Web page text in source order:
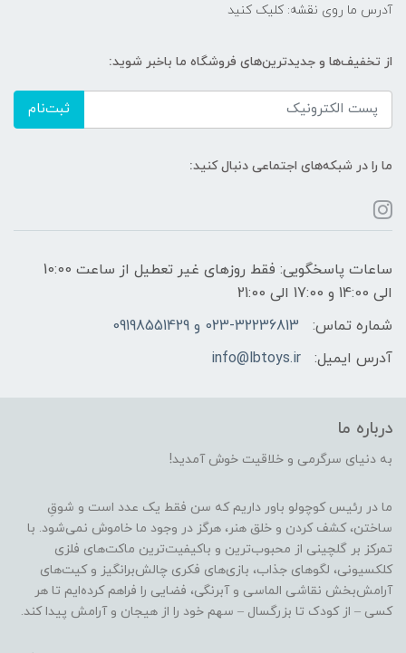
آدرس ما روی نقشه: کلیک کنید
از تخفیف‌ها و جدیدترین‌های فروشگاه ما باخبر شوید:
ثبت‌نام
ما را در شبکه‌های اجتماعی دنبال کنید:
ساعات پاسخگویی: فقط روزهای غیر تعطیل از ساعت 10:00
الی 14:00 و 17:00 الی 21:00
شماره تماس:
023-32236813 و 09198551429
آدرس ایمیل:
info@lbtoys.ir
درباره ما
به دنیای سرگرمی و خلاقیت خوش آمدید!
ما در رئیس کوچولو باور داریم که سن فقط یک عدد است و شوقِ
ساختن، کشف کردن و خلق هنر، هرگز در وجود ما خاموش نمی‌شود. با
تمرکز بر گلچینی از محبوب‌ترین و باکیفیت‌ترین ماکت‌های فلزی
کلکسیونی، لگوهای جذاب، بازی‌های فکری چالش‌برانگیز و کیت‌های
آرامش‌بخش نقاشی الماسی و آبرنگی، فضایی را فراهم کرده‌ایم تا هر
کسی – از کودک تا بزرگسال – سهم خود را از هیجان و آرامش پیدا کند.